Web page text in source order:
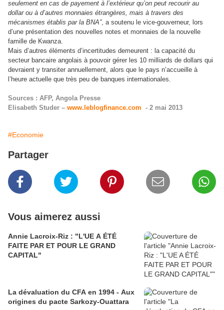
seulement en cas de payement à l’extérieur qu’on peut recourir au
dollar ou à d’autres monnaies étrangères, mais à travers des
mécanismes établis par la BNA”, a soutenu le vice-gouverneur, lors
d’une présentation des nouvelles notes et monnaies de la nouvelle
famille de Kwanza.
Mais d’autres éléments d’incertitudes demeurent : la capacité du
secteur bancaire angolais à pouvoir gérer les 10 milliards de dollars qui
devraient y transiter annuellement, alors que le pays n’accueille à
l’heure actuelle que très peu de banques internationales.
Sources : AFP, Angola Presse
Elisabeth Studer – www.leblogfinance.com - 2 mai 2013
#Economie
Partager
Vous aimerez aussi
Annie Lacroix-Riz : "L'UE A ÉTÉ
FAITE PAR ET POUR LE GRAND
CAPITAL"
La dévaluation du CFA en 1994 - Aux
origines du pacte Sarkozy-Ouattara